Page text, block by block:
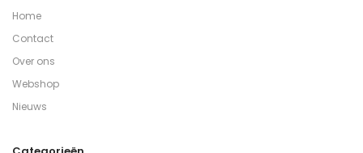
Home
Contact
Over ons
Webshop
Nieuws